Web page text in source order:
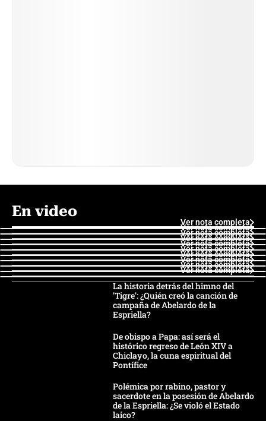
En video
Ver nota completa
Ver nota completa
Ver nota completa
Ver nota completa
Ver nota completa
Ver nota completa
Ver nota completa
Ver nota completa
Ver nota completa
Ver nota completa
La historia detrás del himno del
'Tigre': ¿Quién creó la canción de
campaña de Abelardo de la
Espriella?
De obispo a Papa: así será el
histórico regreso de León XIV a
Chiclayo, la cuna espiritual del
Pontífice
Polémica por rabino, pastor y
sacerdote en la posesión de Abelardo
de la Espriella: ¿Se violó el Estado
laico?